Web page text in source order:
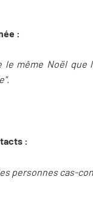
:
le même Noël
:
personnes cas-